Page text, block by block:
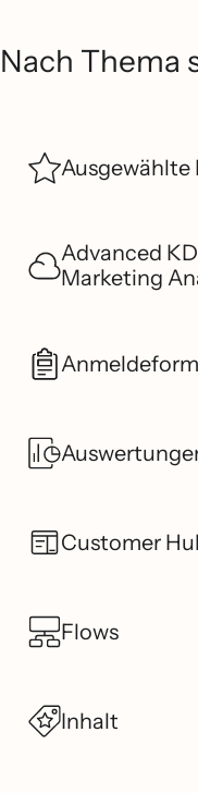
Nach Thema
Ausgewählte
Advanced
Marketing
Customer
Flows
Inhalt